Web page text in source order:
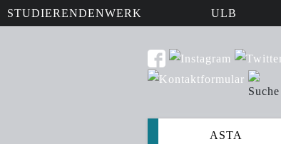
STUDIERENDENWERK ULB
ASTA